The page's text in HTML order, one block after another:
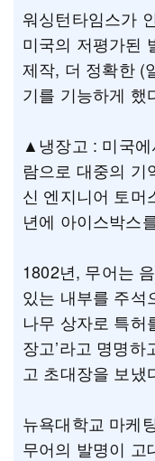
워싱턴타임스가
미국의 저평가된
제작, 더 정확한 (
기를 기능하게 했
▲냉장고 : 미국
람으로 대중의 기
신 엔지니어 토머
년에 아이스박스
1802년, 무어는
있는 내부를 주석
나무 상자로 특허
장고’라고 명명
고 초대장을 보냈
뉴욕대학교 마케
무어의 발명이 고